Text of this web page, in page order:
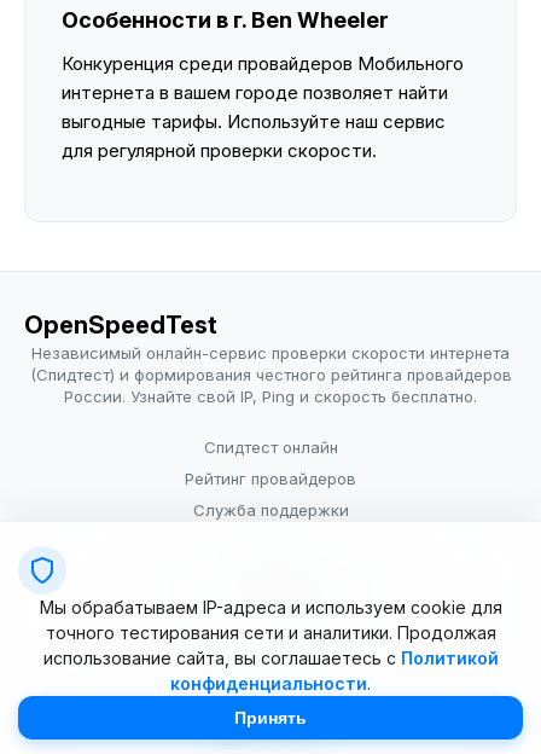
Особенности в г. Ben Wheeler
Конкуренция среди провайдеров Мобильного
интернета в вашем городе позволяет найти
выгодные тарифы. Используйте наш сервис
для регулярной проверки скорости.
OpenSpeedTest
Независимый онлайн-сервис проверки скорости интернета
(Спидтест) и формирования честного рейтинга провайдеров
России. Узнайте свой IP, Ping и скорость бесплатно.
Спидтест онлайн
Рейтинг провайдеров
Служба поддержки
Условия использования
© 2025–2026 OpenSpeedTest (ИП Долматова В.В.). Все права
Мы обрабатываем IP-адреса и используем cookie для
точного тестирования сети и аналитики. Продолжая
использование сайта, вы соглашаетесь с Политикой
конфиденциальности.
Принять